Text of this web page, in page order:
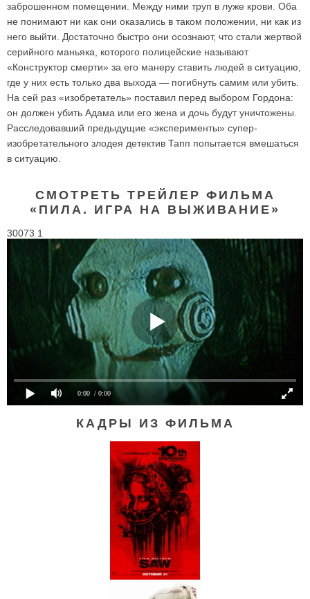
заброшенном помещении. Между ними труп в луже крови. Оба
не понимают ни как они оказались в таком положении, ни как из
него выйти. Достаточно быстро они осознают, что стали жертвой
серийного маньяка, которого полицейские называют
«Конструктор смерти» за его манеру ставить людей в ситуацию,
где у них есть только два выхода — погибнуть самим или убить.
На сей раз «изобретатель» поставил перед выбором Гордона:
он должен убить Адама или его жена и дочь будут уничтожены.
Расследовавший предыдущие «эксперименты» супер-
изобретательного злодея детектив Тапп попытается вмешаться
в ситуацию.
СМОТРЕТЬ ТРЕЙЛЕР ФИЛЬМА
«ПИЛА. ИГРА НА ВЫЖИВАНИЕ»
30073 1
0:00 / 0:00
КАДРЫ ИЗ ФИЛЬМА